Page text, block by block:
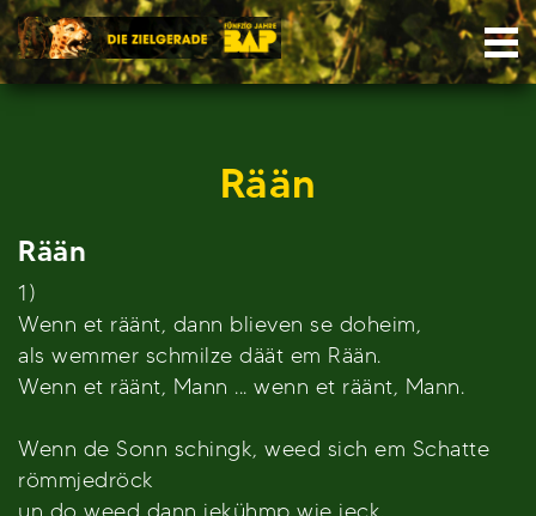
Skip
to
content
Rään
Rään
1)
Wenn et räänt, dann blieven se doheim,
als wemmer schmilze däät em Rään.
Wenn et räänt, Mann ... wenn et räänt, Mann.
Wenn de Sonn schingk, weed sich em Schatte
römmjedröck
un do weed dann jekühmp wie jeck.